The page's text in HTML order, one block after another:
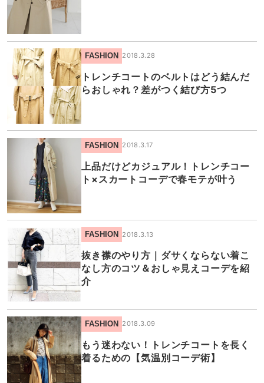
FASHION 2018.3.28
トレンチコートのベルトはどう結んだ
らおしゃれ？差がつく結び方5つ
FASHION 2018.3.17
上品だけどカジュアル！トレンチコー
ト×スカートコーデで春モテが叶う
FASHION 2018.3.13
抜き襟のやり方｜ダサくならない着こ
なし方のコツ＆おしゃ見えコーデを紹
介
FASHION 2018.3.09
もう迷わない！トレンチコートを長く
着るための【気温別コーデ術】